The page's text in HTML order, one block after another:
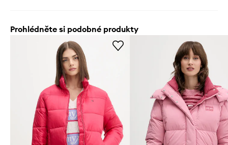
Prohlédněte si podobné produkty